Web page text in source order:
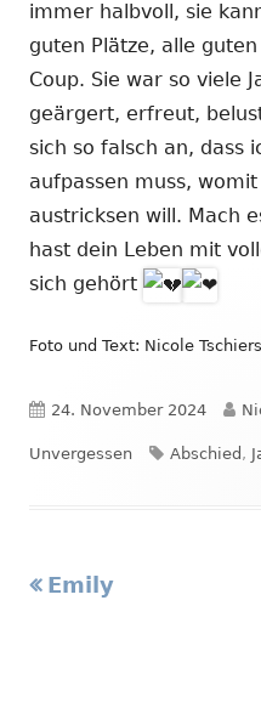
immer halbvoll, sie
guten Plätze, alle
Coup. Sie war so viele
geärgert, erfreut,
sich so falsch an, dass
aufpassen muss,
austricksen will. Mach
hast dein Leben mit
sich gehört
Foto und Text: Nicole
Veröffentlicht
am
24. November 2024
Unvergessen Abschied ,
Vorheriger
Emily